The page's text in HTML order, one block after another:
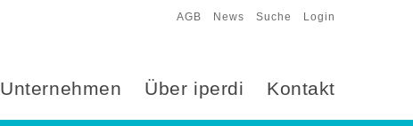
AGB News Suche Login
Unternehmen Über iperdi Kontakt